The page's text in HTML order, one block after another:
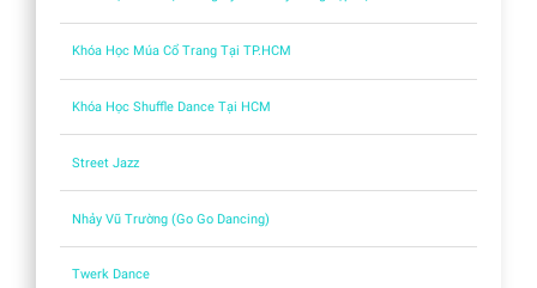
Khóa Học Múa Cổ Trang Tại TP.HCM
Khóa Học Shuffle Dance Tại HCM
Street Jazz
Nhảy Vũ Trường (Go Go Dancing)
Twerk Dance